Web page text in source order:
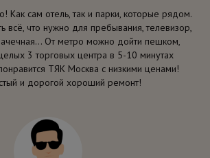
Как сам отель, так и парки, которые рядом.
всё, что нужно для пребывания, телевизор,
От метро можно дойти пешком,
3 торговых центра в 5-10 минутах
ТЯК Москва с низкими ценами!
и дорогой хороший ремонт!